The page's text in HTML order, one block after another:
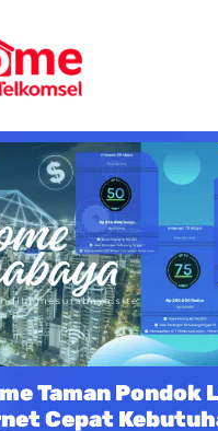
Taman Pondok
Cepat